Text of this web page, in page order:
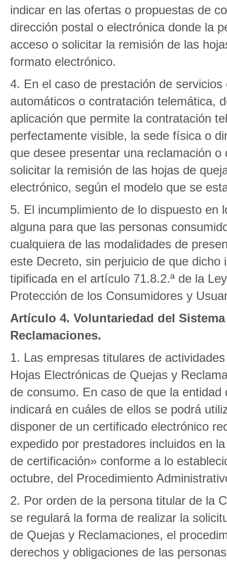
indicar en las ofertas o propuestas de
dirección postal o electrónica donde la
acceso o solicitar la remisión de las
formato electrónico.
4. En el caso de prestación de
automáticos o contratación telemática,
aplicación que permite la contratación
perfectamente visible, la sede física o
que desee presentar una reclamación
solicitar la remisión de las hojas de
electrónico, según el modelo que se
5. El incumplimiento de lo dispuesto en
alguna para que las personas
cualquiera de las modalidades de
este Decreto, sin perjuicio de que
tipificada en el artículo 71.8.2.ª de la
Protección de los Consumidores y
Artículo 4. Voluntariedad del
Reclamaciones.
1. Las empresas titulares de
Hojas Electrónicas de Quejas y
de consumo. En caso de que la
indicará en cuáles de ellos se podrá
disponer de un certificado electrónico
expedido por prestadores incluidos en
de certificación» conforme a lo
octubre, del Procedimiento
2. Por orden de la persona titular de la
se regulará la forma de realizar la
de Quejas y Reclamaciones, el
derechos y obligaciones de las